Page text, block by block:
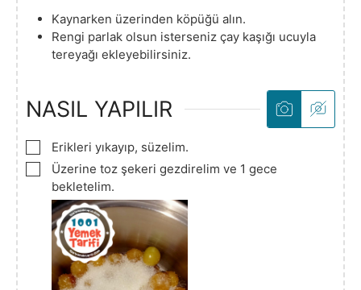
Kaynarken üzerinden köpüğü alın.
Rengi parlak olsun isterseniz çay kaşığı ucuyla
tereyağı ekleyebilirsiniz.
NASIL YAPILIR
▢
Erikleri yıkayıp, süzelim.
▢
Üzerine toz şekeri gezdirelim ve 1 gece
bekletelim.